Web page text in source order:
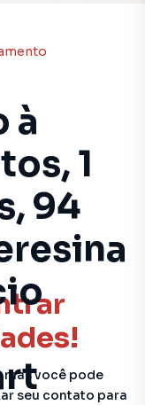
mas você pode
seu contato para
à
1
94